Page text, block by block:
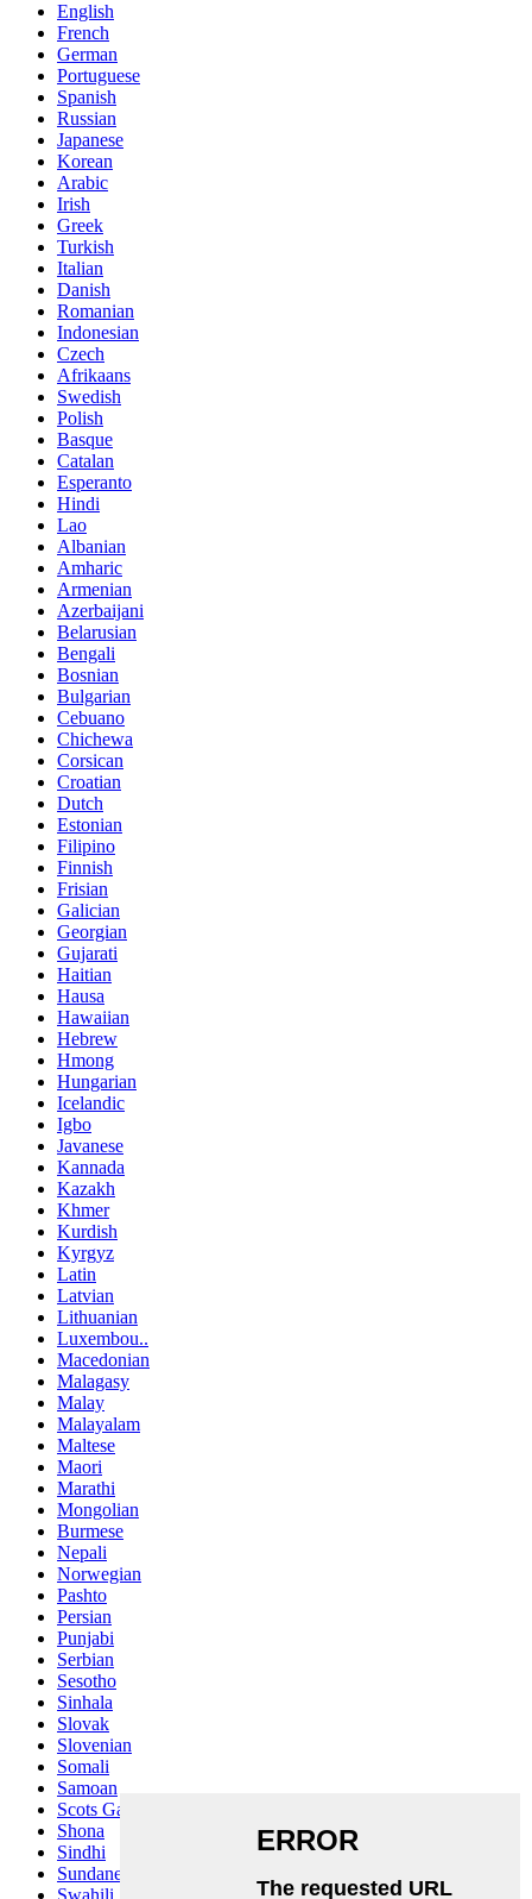
English
French
German
Portuguese
Spanish
Russian
Japanese
Korean
Arabic
Irish
Greek
Turkish
Italian
Danish
Romanian
Indonesian
Czech
Afrikaans
Swedish
Polish
Basque
Catalan
Esperanto
Hindi
Lao
Albanian
Amharic
Armenian
Azerbaijani
Belarusian
Bengali
Bosnian
Bulgarian
Cebuano
Chichewa
Corsican
Croatian
Dutch
Estonian
Filipino
Finnish
Frisian
Galician
Georgian
Gujarati
Haitian
Hausa
Hawaiian
Hebrew
Hmong
Hungarian
Icelandic
Igbo
Javanese
Kannada
Kazakh
Khmer
Kurdish
Kyrgyz
Latin
Latvian
Lithuanian
Luxembou..
Macedonian
Malagasy
Malay
Malayalam
Maltese
Maori
Marathi
Mongolian
Burmese
Nepali
Norwegian
Pashto
Persian
Punjabi
Serbian
Sesotho
Sinhala
Slovak
Slovenian
Somali
Samoan
Scots Gaelic
Shona
Sindhi
Sundanese